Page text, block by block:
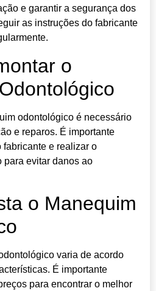
e garantir a segurança dos
as instruções do fabricante
o
odontológico é necessário
e reparos. É importante
e realizar o
para evitar danos ao
o Manequim
varia de acordo
É importante
para encontrar o melhor